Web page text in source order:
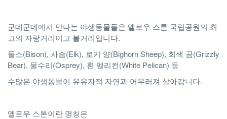
군데군데에서 만나는 야생동물들은 옐로우 스톤 국립공원의 최
고의 자랑거리이고 볼거리입니다.
들소(Bison), 사슴(Elk), 로키 양(Bighorn Sheep), 회색 곰(Grizzly
Bear), 물수리(Osprey), 흰 펠리컨(White Pelican) 등
수많은 야생동물이 유유자적 자연과 어우러져 살아갑니다.
옐로우 스톤이란 명칭은